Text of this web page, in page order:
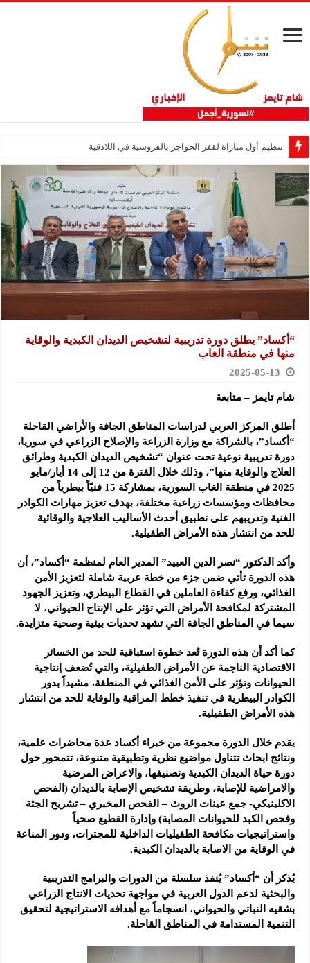
تنظيم أول مباراة لقفز الحواجز بالفروسية في اللاذقية
“أكساد” يطلق دورة تدريبية لتشخيص الديدان الكبدية والوقاية
منها في منطقة الغاب
2025-05-13
شام تايمز – متابعة
أطلق المركز العربي لدراسات المناطق الجافة والأراضي القاحلة
“أكساد”، بالشراكة مع وزارة الزراعة والإصلاح الزراعي في سوريا،
دورة تدريبية نوعية تحت عنوان “تشخيص الديدان الكبدية وطرائق
العلاج والوقاية منها”، وذلك خلال الفترة من 12 إلى 14 أيار/مايو
2025 في منطقة الغاب السورية، بمشاركة 15 فنيّاً بيطرياً من
محافظات ومؤسسات زراعية مختلفة، بهدف تعزيز مهارات الكوادر
الفنية وتدريبهم على تطبيق أحدث الأساليب العلاجية والوقائية
للحد من انتشار هذه الأمراض الطفيلية.
وأكد الدكتور “نصر الدين العبيد” المدير العام لمنظمة “أكساد”، أن
هذه الدورة تأتي ضمن جزء من خطة عربية شاملة لتعزيز الأمن
الغذائي، ورفع كفاءة العاملين في القطاع البيطري، وتعزيز الجهود
المشتركة لمكافحة الأمراض التي تؤثر على الإنتاج الحيواني، لا
سيما في المناطق الجافة التي تشهد تحديات بيئية وصحية متزايدة.
كما أكد أن هذه الدورة تُعد خطوة استباقية للحد من الخسائر
الاقتصادية الناجمة عن الأمراض الطفيلية، والتي تُضعف إنتاجية
الحيوانات وتؤثر على الأمن الغذائي في المنطقة، مشيداً بدور
الكوادر البيطرية في تنفيذ خطط المراقبة والوقاية للحد من انتشار
هذه الأمراض الطفيلية.
يقدم خلال الدورة مجموعة من خبراء أكساد عدة محاضرات علمية،
ونتائج ابحاث تتناول مواضيع نظرية وتطبيقية متنوعة، تتمحور حول
دورة حياة الديدان الكبدية وتصنيفها، والاعراض المرضية
والامراضية للإصابة، وطريقة تشخيص الإصابة بالديدان (الفحص
الاكلينيكي- جمع عينات الروث – الفحص المخبري – تشريح الجثة
وفحص الكبد للحيوانات المصابة) وإدارة القطيع صحياً
واستراتيجيات مكافحة الطفيليات الداخلية للمجترات، ودور المناعة
في الوقاية من الاصابة بالديدان الكبدية.
يُذكر أن “أكساد” يُنفذ سلسلة من الدورات والبرامج التدريبية
والبحثية لدعم الدول العربية في مواجهة تحديات الانتاج الزراعي
بشقيه النباتي والحيواني، انسجاماً مع أهدافه الاستراتيجية لتحقيق
التنمية المستدامة في المناطق القاحلة.